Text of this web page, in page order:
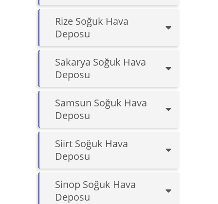
Rize Soğuk Hava
Deposu
Sakarya Soğuk Hava
Deposu
Samsun Soğuk Hava
Deposu
Siirt Soğuk Hava
Deposu
Sinop Soğuk Hava
Deposu